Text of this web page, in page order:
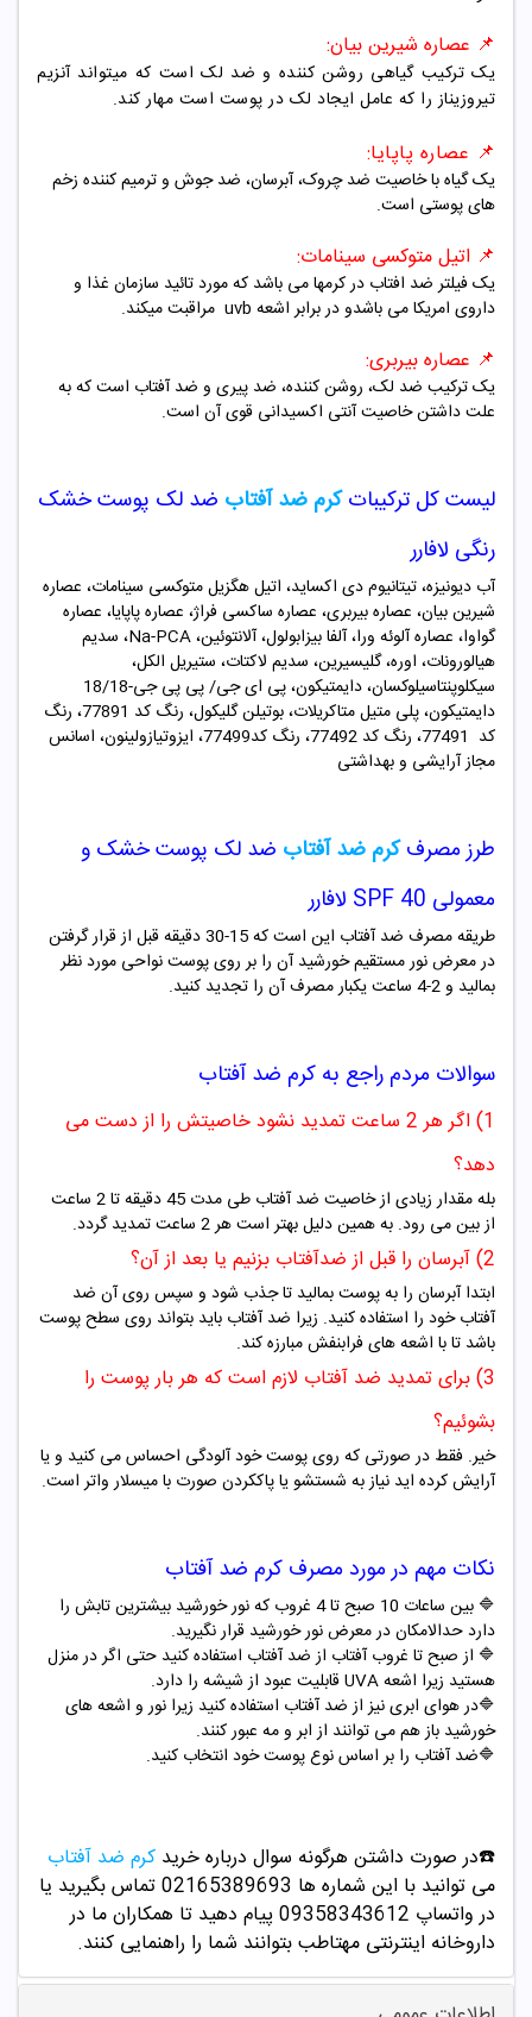
📌 عصاره شیرین بیان:
یک ترکیب گیاهی روشن کننده و ضد لک است که میتواند آنزیم
تیروزیناز را که عامل ایجاد لک در پوست است مهار کند.
📌 عصاره پاپایا:
یک گیاه با خاصیت ضد چروک، آبرسان، ضد جوش و ترمیم کننده زخم
های پوستی است.
📌 اتیل متوکسی سینامات:
یک فیلتر ضد افتاب در کرمها می باشد که مورد تائید سازمان غذا و
داروی امریکا می باشدو در برابر اشعه uvb مراقبت میکند.
📌 عصاره بیربری:
یک ترکیب ضد لک، روشن کننده، ضد پیری و ضد آفتاب است که به
علت داشتن خاصیت آنتی اکسیدانی قوی آن است.
لیست کل ترکیباتکرم ضد آفتاب ضد لک پوست خشک
رنگی لافارر
آب دیونیزه، تیتانیوم دی اکساید، اتیل هگزیل متوکسی سینامات، عصاره
شیرین بیان، عصاره بیربری، عصاره ساکسی فراژ، عصاره پاپایا، عصاره
گواوا، عصاره آلوئه ورا، آلفا بیزابولول، آلانتوئین، Na-PCA، سدیم
هیالورونات، اوره، گلیسیرین، سدیم لاکتات، ستیریل الکل،
سیکلوپنتاسیلوکسان، دایمتیکون، پی ای جی/ پی پی جی-18/18
دایمتیکون، پلی متیل متاکریلات، بوتیلن گلیکول، رنگ کد 77891، رنگ
کد 77491، رنگ کد 77492، رنگ کد77499، ایزوتیازولینون، اسانس
مجاز آرایشی و بهداشتی
طرز مصرفکرم ضد آفتاب ضد لک پوست خشک و
معمولی SPF 40 لافارر
طریقه مصرف ضد آفتاب این است که 15-30 دقیقه قبل از قرار گرفتن
در معرض نور مستقیم خورشید آن را بر روی پوست نواحی مورد نظر
بمالید و 2-4 ساعت یکبار مصرف آن را تجدید کنید.
سوالات مردم راجع به کرم ضد آفتاب
1) اگر هر 2 ساعت تمدید نشود خاصیتش را از دست می
دهد؟
بله مقدار زیادی از خاصیت ضد آفتاب طی مدت 45 دقیقه تا 2 ساعت
از بین می رود. به همین دلیل بهتر است هر 2 ساعت تمدید گردد.
2) آبرسان را قبل از ضدآفتاب بزنیم یا بعد از آن؟
ابتدا آبرسان را به پوست بمالید تا جذب شود و سپس روی آن ضد
آفتاب خود را استفاده کنید. زیرا ضد آفتاب باید بتواند روی سطح پوست
باشد تا با اشعه های فرابنفش مبارزه کند.
3) برای تمدید ضد آفتاب لازم است که هر بار پوست را
بشوئیم؟
خیر. فقط در صورتی که روی پوست خود آلودگی احساس می کنید و یا
آرایش کرده اید نیاز به شستشو یا پاککردن صورت با میسلار واتر است.
نکات مهم در مورد مصرف کرم ضد آفتاب
🔷 بین ساعات 10 صبح تا 4 غروب که نور خورشید بیشترین تابش را
دارد حدالامکان در معرض نور خورشید قرار نگیرید.
🔷 از صبح تا غروب آفتاب از ضد آفتاب استفاده کنید حتی اگر در منزل
هستید زیرا اشعه UVA قابلیت عبود از شیشه را دارد.
🔷در هوای ابری نیز از ضد آفتاب استفاده کنید زیرا نور و اشعه های
خورشید باز هم می توانند از ابر و مه عبور کنند.
🔷ضد آفتاب را بر اساس نوع پوست خود انتخاب کنید.
☎️در صورت داشتن هرگونه سوال درباره خرید کرم ضد آفتاب
می توانید با این شماره ها 02165389693
تماس بگیرید یا
در واتساپ 09358343612 پیام دهید
تا همکاران ما در
داروخانه اینترنتی مهتاطب بتوانند شما را راهنمایی کنند.